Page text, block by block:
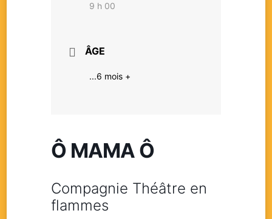
9 h 00
ÂGE
...6 mois +
Ô MAMA Ô
Compagnie Théâtre en
flammes